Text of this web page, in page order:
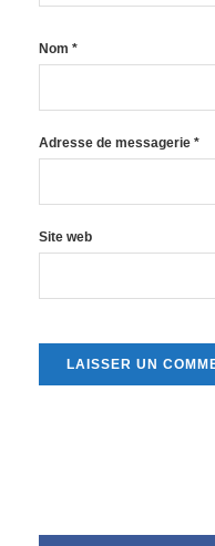
Nom *
Adresse de messagerie *
Site web